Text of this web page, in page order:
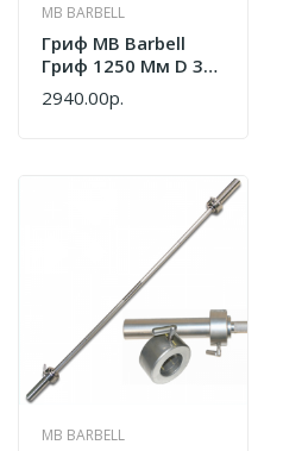
MB BARBELL
Гриф MB Barbell
Гриф 1250 Мм D 30
Мм Замок Гайка
Кетлера
2940.00р.
MB BARBELL